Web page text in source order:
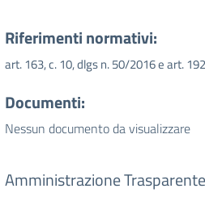
Riferimenti normativi:
art. 163, c. 10, dlgs n. 50/2016 e art.
Documenti:
Nessun documento da visualizzare
Amministrazione Trasparente